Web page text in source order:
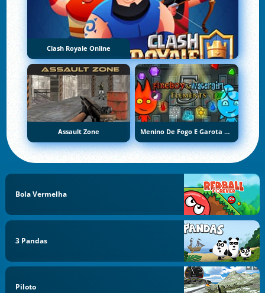
Clash Royale Online
Assault Zone Menino De Fogo E Garota De Água 5: Elementos
Bola Vermelha
3 Pandas
Piloto